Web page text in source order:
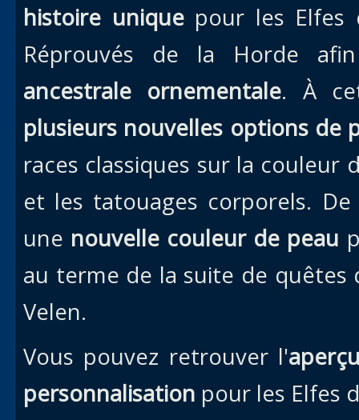
le vol
Uldum
Val
histoire uniquepour les Elfes
Réprouvés de la Horde
ancestrale ornementale. À
plusieurs nouvelles options de
races classiques sur la couleur
et les tatouages corporels.
une nouvelle couleur de peau
au terme de la suite de
Velen.
Vous pouvez retrouver l'
personnalisation pour les Elfes